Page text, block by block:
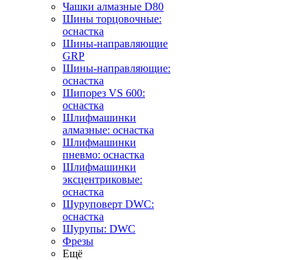
Чашки алмазные D80
Шины торцовочные:
оснастка
Шины-направляющие
GRP
Шины-направляющие:
оснастка
Шипорез VS 600:
оснастка
Шлифмашинки
алмазные: оснастка
Шлифмашинки
пневмо: оснастка
Шлифмашинки
эксцентриковые:
оснастка
Шуруповерт DWC:
оснастка
Шурупы: DWC
Фрезы
Ещё